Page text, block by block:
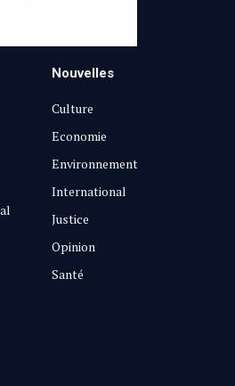
Nouvelles
Culture
Economie
Environnement
International
Justice
Opinion
Santé